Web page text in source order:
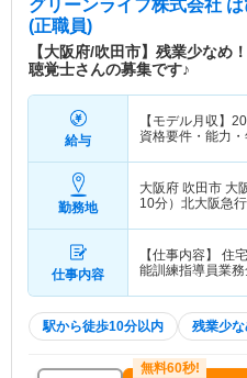
グリーンライフ株式会社
(正職員)
【大阪府/吹田市】残業少なめ
聴覚士さんの募集です♪
給与
【モデル月収】
資格要件・能力
勤務地
大阪府 吹田市 大
10分）北大阪急
仕事内容
【仕事内容】 住
能訓練指導員業
駅から徒歩10分以内 残業少